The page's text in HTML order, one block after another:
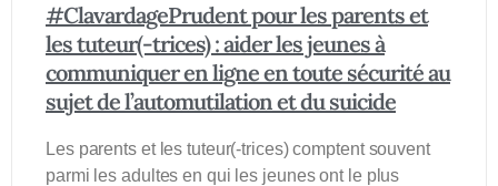
#ClavardagePrudent pour les parents et
les tuteur(-trices) : aider les jeunes à
communiquer en ligne en toute sécurité au
sujet de l’automutilation et du suicide
Les parents et les tuteur(-trices) comptent souvent
parmi les adultes en qui les jeunes ont le plus